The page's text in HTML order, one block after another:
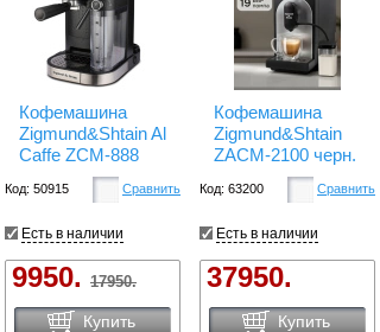
Кофемашина
Zigmund&Shtain Al
Caffe ZCM-888
Код: 50915 Сравнить
Есть в наличии
9950. 17950.
Купить
Кофемашина
Zigmund&Shtain
ZACM-2100 черн.
Код: 63200 Сравнить
Есть в наличии
37950.
Купить